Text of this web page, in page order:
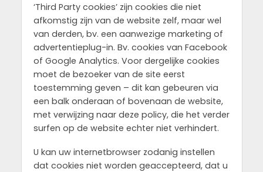
‘Third Party cookies’ zijn cookies die niet
afkomstig zijn van de website zelf, maar wel
van derden, bv. een aanwezige marketing of
advertentieplug-in. Bv. cookies van Facebook
of Google Analytics. Voor dergelijke cookies
moet de bezoeker van de site eerst
toestemming geven – dit kan gebeuren via
een balk onderaan of bovenaan de website,
met verwijzing naar deze policy, die het verder
surfen op de website echter niet verhindert.
U kan uw internetbrowser zodanig instellen
dat cookies niet worden geaccepteerd, dat u